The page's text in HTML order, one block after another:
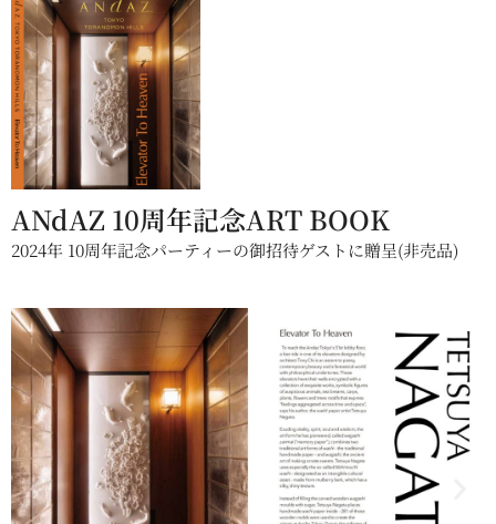
ANdAZ 10周年記念ART BOOK
2024年 10周年記念パーティーの御招待ゲストに贈呈(非売品)